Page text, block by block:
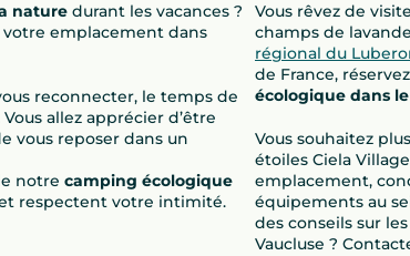
nature durant les vacances ?
votre emplacement dans
reconnecter, le temps de
allez apprécier d’être
vous reposer dans un
notre camping écologique
respectent votre intimité.
Vous rêvez de
champs de
régional du
de France,
écologique dans
Vous souhaitez
étoiles Ciela
emplacement,
équipements au
des conseils sur
Vaucluse ?